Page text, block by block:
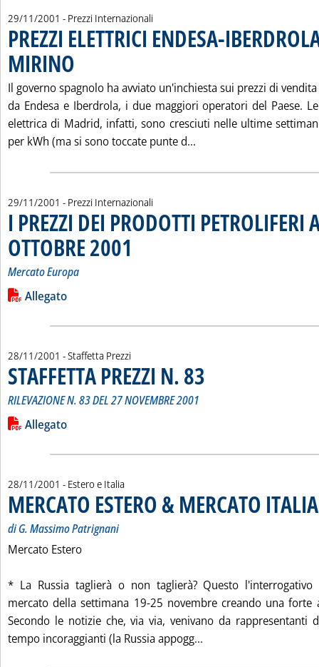
29/11/2001 - Prezzi Internazionali
PREZZI ELETTRICI ENDESA-
MIRINO
Il governo spagnolo ha avviato un'inchiesta sui prezzi di
da Endesa e Iberdrola, i due maggiori operatori del Paese.
elettrica di Madrid, infatti, sono cresciuti nelle ultime
per kWh (ma si sono toccate punte d...
29/11/2001 - Prezzi Internazionali
I PREZZI DEI PRODOTTI PETROLIFERI
OTTOBRE 2001
Mercato Europa
Leggi tutta la notizia: 'I PREZZI DEI PRODOTTI PETROLIFERI
Lista allegati PDF alla notizia
Allegato
28/11/2001 - Staffetta Prezzi
STAFFETTA PREZZI N. 83
RILEVAZIONE N. 83 DEL 27 NOVEMBRE 2001
Leggi tutta la notizia: 'STAFFETTA PREZZI N. 83'
Lista allegati PDF alla notizia
Allegato
28/11/2001 - Estero e Italia
MERCATO ESTERO & MERCATO ITALIA
di G. Massimo Patrignani
Mercato Estero
* La Russia taglierà o non taglierà? Questo
mercato della settimana 19-25 novembre creando una forte
Secondo le notizie che, via via, venivano da rappresentanti
tempo incoraggianti (la Russia appogg...